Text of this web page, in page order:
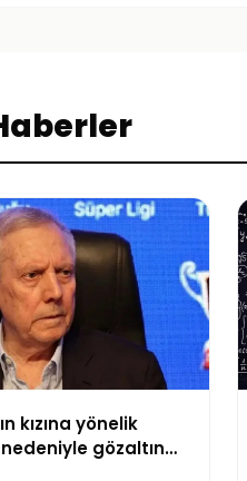
kızına yönelik
gözaltına